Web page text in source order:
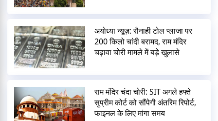
अयोध्या न्यूज़: रौनाही टोल प्लाजा पर
200 किलो चांदी बरामद, राम मंदिर
चढ़ावा चोरी मामले में बड़े खुलासे
राम मंदिर चंदा चोरी: SIT अगले हफ्ते
सुप्रीम कोर्ट को सौंपेगी अंतरिम रिपोर्ट,
फाइनल के लिए मांगा समय